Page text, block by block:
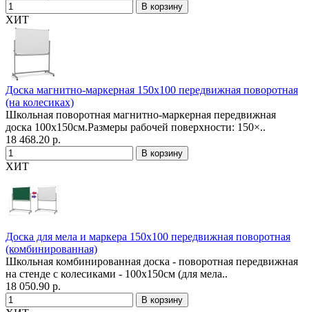
ХИТ
Доска магнитно-маркерная 150х100 передвижная поворотная
(на колесиках)
Школьная поворотная магнитно-маркерная передвижная
доска 100х150см.Размеры рабочей поверхности: 150×..
18 468.20 р.
ХИТ
Доска для мела и маркера 150х100 передвижная поворотная
(комбинированная)
Школьная комбинированная доска - поворотная передвижная
на стенде с колесиками - 100х150см (для мела..
18 050.90 р.